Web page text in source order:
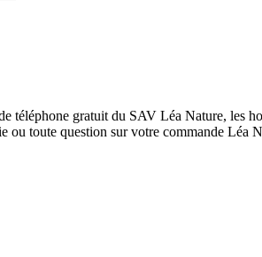
gratuit du SAV Léa Nature, les
toute question sur votre commande Léa